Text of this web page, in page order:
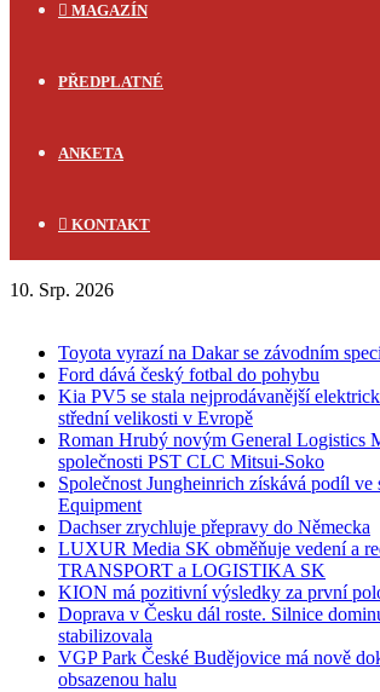
MAGAZÍN
PŘEDPLATNÉ
ANKETA
KONTAKT
10. Srp. 2026
Toyota vyrazí na Dakar se závodním
Ford dává český fotbal do pohybu
Kia PV5 se stala nejprodávanější
střední velikosti v Evropě
Roman Hrubý novým General Logistics
společnosti PST CLC Mitsui-Soko
Společnost Jungheinrich získává podíl ve
Equipment
Dachser zrychluje přepravy do Německa
LUXUR Media SK obměňuje vedení a
TRANSPORT a LOGISTIKA SK
KION má pozitivní výsledky za první
Doprava v Česku dál roste. Silnice
stabilizovala
VGP Park České Budějovice má nově
obsazenou halu